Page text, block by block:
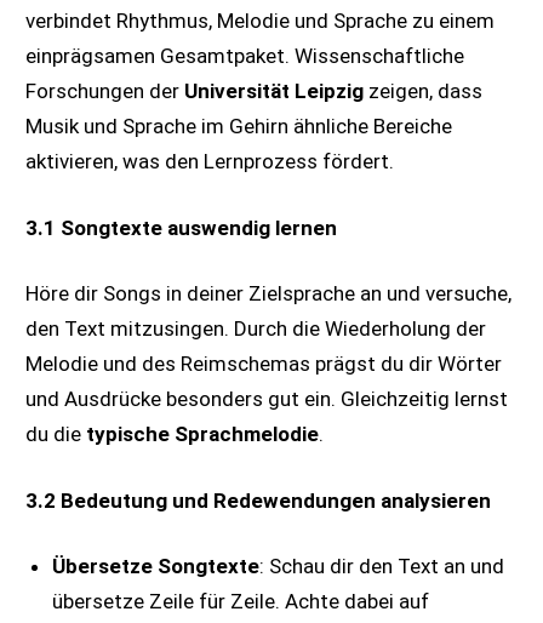
verbindet Rhythmus, Melodie und Sprache zu einem
einprägsamen Gesamtpaket. Wissenschaftliche
Forschungen der Universität Leipzig zeigen, dass
Musik und Sprache im Gehirn ähnliche Bereiche
aktivieren, was den Lernprozess fördert.
3.1 Songtexte auswendig lernen
Höre dir Songs in deiner Zielsprache an und versuche,
den Text mitzusingen. Durch die Wiederholung der
Melodie und des Reimschemas prägst du dir Wörter
und Ausdrücke besonders gut ein. Gleichzeitig lernst
du die typische Sprachmelodie.
3.2 Bedeutung und Redewendungen analysieren
Übersetze Songtexte: Schau dir den Text an und
übersetze Zeile für Zeile. Achte dabei auf